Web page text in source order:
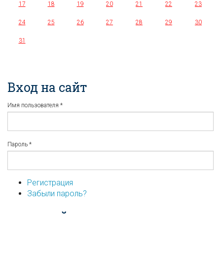
17 18 19 20 21 22 23
24 25 26 27 28 29 30
31
Вход на сайт
Имя пользователя *
Пароль *
Регистрация
Забыли пароль?
...или войдите используя